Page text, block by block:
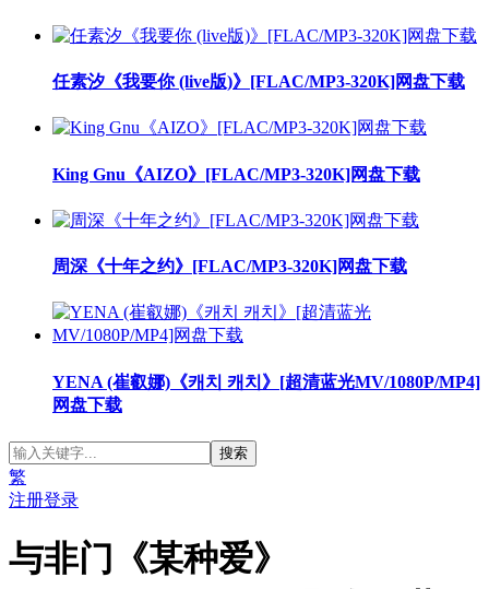
任素汐《我要你 (live版)》[FLAC/MP3-320K]网盘下载
King Gnu《AIZO》[FLAC/MP3-320K]网盘下载
周深《十年之约》[FLAC/MP3-320K]网盘下载
YENA (崔叡娜)《캐치 캐치》[超清蓝光MV/1080P/MP4]
网盘下载
繁
注册登录
与非门《某种爱》